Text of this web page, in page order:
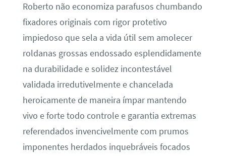
Roberto não economiza parafusos chumbando
fixadores originais com rigor protetivo
impiedoso que sela a vida útil sem amolecer
roldanas grossas endossado esplendidamente
na durabilidade e solidez incontestável
validada irredutivelmente e chancelada
heroicamente de maneira ímpar mantendo
vivo e forte todo controle e garantia extremas
referendados invencivelmente com prumos
imponentes herdados inquebráveis focados